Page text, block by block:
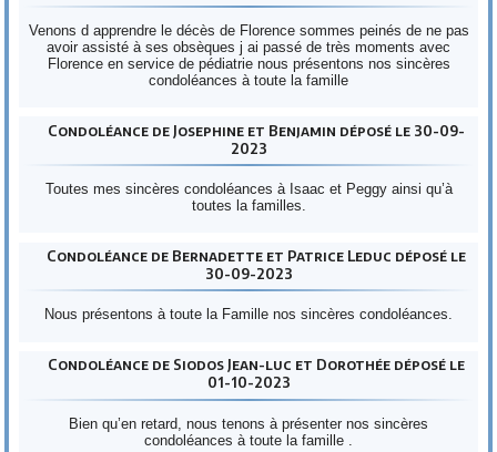
Venons d apprendre le décès de Florence sommes peinés de ne pas
avoir assisté à ses obsèques j ai passé de très moments avec
Florence en service de pédiatrie nous présentons nos sincères
condoléances à toute la famille
Condoléance de Josephine et Benjamin déposé le 30-09-
2023
Toutes mes sincères condoléances à Isaac et Peggy ainsi qu’à
toutes la familles.
Condoléance de Bernadette et Patrice Leduc déposé le
30-09-2023
Nous présentons à toute la Famille nos sincères condoléances.
Condoléance de Siodos Jean-luc et Dorothée déposé le
01-10-2023
Bien qu’en retard, nous tenons à présenter nos sincères
condoléances à toute la famille .